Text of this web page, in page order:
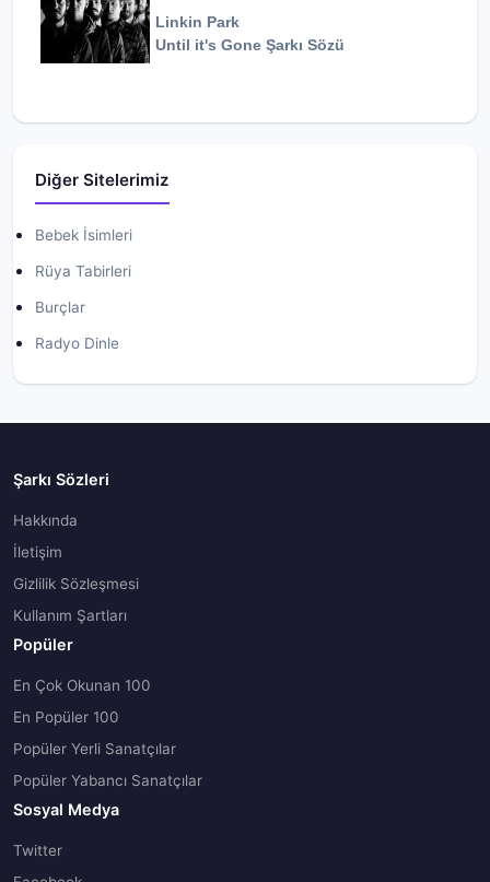
Linkin Park
Until it's Gone Şarkı Sözü
Diğer Sitelerimiz
Bebek İsimleri
Rüya Tabirleri
Burçlar
Radyo Dinle
Şarkı Sözleri
Hakkında
İletişim
Gizlilik Sözleşmesi
Kullanım Şartları
Popüler
En Çok Okunan 100
En Popüler 100
Popüler Yerli Sanatçılar
Popüler Yabancı Sanatçılar
Sosyal Medya
Twitter